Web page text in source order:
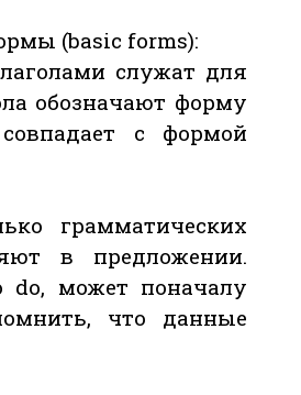
(basic forms):
служат для
обозначают форму
с формой
грамматических
в предложении.
do, может поначалу
что данные